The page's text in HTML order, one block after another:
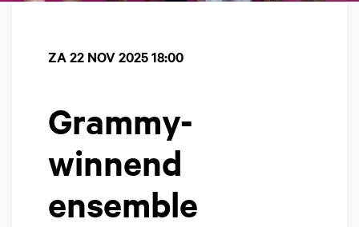
Grammy-
winnend
ensemble
ZA 22 NOV 202518:00